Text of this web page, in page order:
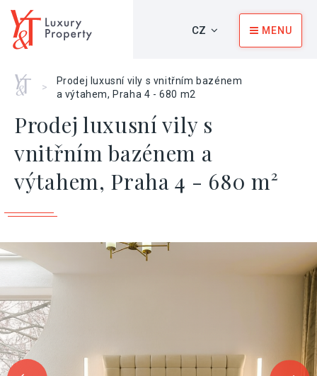
CZ MENU
Home
>
Prodej luxusní vily s vnitřním bazénem
a výtahem, Praha 4 - 680 m2
Prodej luxusní vily s
vnitřním bazénem a
výtahem, Praha 4 - 680 m²